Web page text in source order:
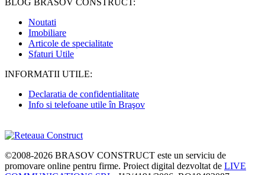
BLOG BRASOV CONSTRUCT:
Noutati
Imobiliare
Articole de specialitate
Sfaturi Utile
INFORMATII UTILE:
Declaratia de confidentialitate
Info si telefoane utile în Braşov
©2008-2026 BRASOV CONSTRUCT este un serviciu de
promovare online pentru firme. Proiect digital dezvoltat de LIVE